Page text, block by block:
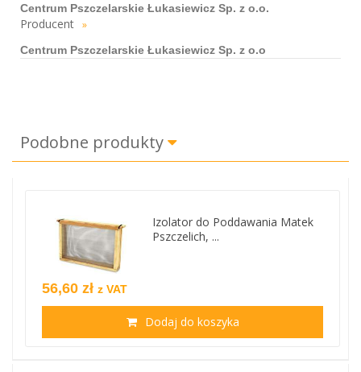
Centrum Pszczelarskie Łukasiewicz Sp. z o.o.
Producent »
Centrum Pszczelarskie Łukasiewicz Sp. z o.o
Podobne produkty
Izolator do Poddawania Matek
Pszczelich, ...
56,60 zł z VAT
Dodaj do koszyka